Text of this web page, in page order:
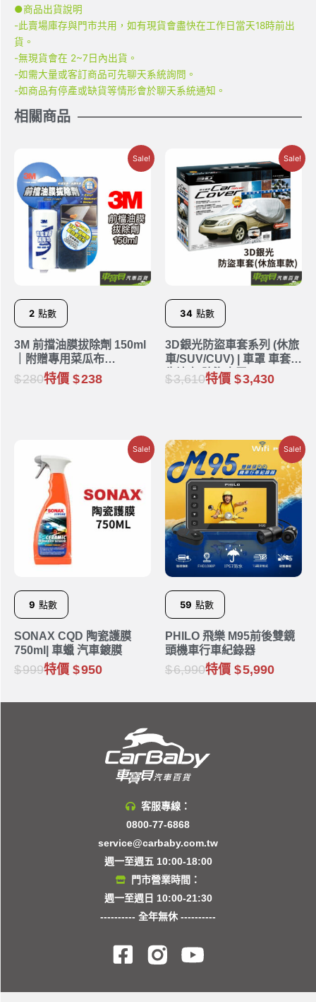
●商品出貨說明
-此賣場庫存與門市共用，如有現貨會盡快在工作日當天18時前出
貨。
-無現貨會在 2~7日內出貨。
-如需大量或客訂商品可先聊天系統詢問。
-如商品有停產或缺貨等情形會於聊天系統通知。
相關商品
Sale!
2 點數
3M 前擋油膜拔除劑 150ml
｜附贈專用菜瓜布
PN38051
280特價 238
Sale!
34 點數
3D銀光防盜車套系列 (休旅
車/SUV/CUV) | 車罩 車套
牛津布 防盜車罩
3,610特價 3,430
Sale!
9 點數
SONAX CQD 陶瓷護膜
750ml| 車蠟 汽車鍍膜
999特價 950
Sale!
59 點數
PHILO 飛樂 M95前後雙鏡
頭機車行車紀錄器
6,990特價 5,990
客服專線：
0800-77-6868
service@carbaby.com.tw
週一至週五 10:00-18:00
門市營業時間：
週一至週日 10:00-21:30
---------- 全年無休 ----------